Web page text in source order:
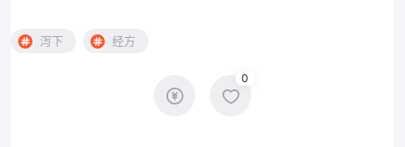
泻下 经方
0